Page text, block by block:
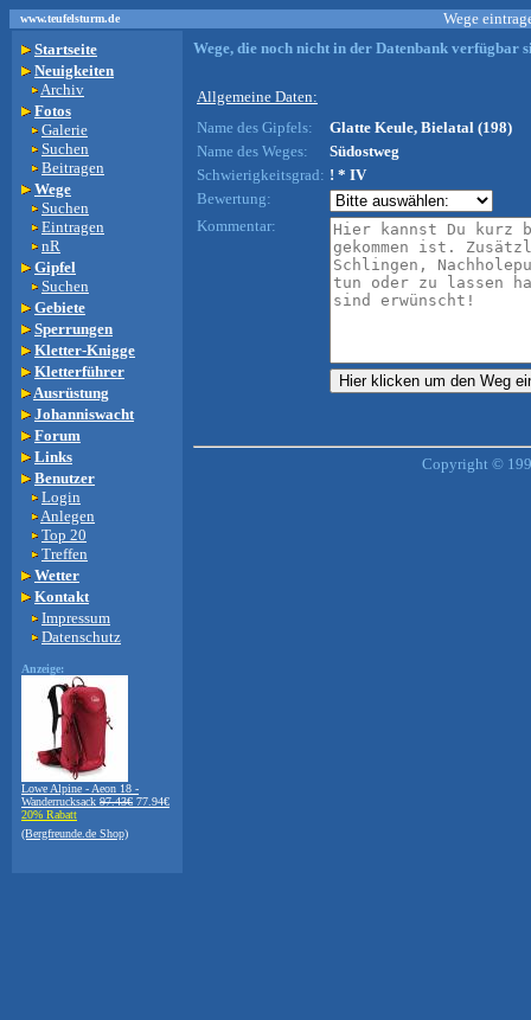
www.teufelsturm.de
Wege
Startseite
Neuigkeiten
Archiv
Fotos
Galerie
Suchen
Beitragen
Wege
Suchen
Eintragen
nR
Gipfel
Suchen
Gebiete
Sperrungen
Kletter-Knigge
Kletterführer
Ausrüstung
Johanniswacht
Forum
Links
Benutzer
Login
Anlegen
Top 20
Treffen
Wetter
Kontakt
Impressum
Datenschutz
Anzeige:
Lowe Alpine - Aeon 18 -
Wanderrucksack 97.43€ 77.94€
20% Rabatt
(Bergfreunde.de Shop)
Wege, die noch nicht in der Datenbank verfügbar
Allgemeine Daten:
Name des Gipfels:
Glatte Keule, Bielatal (198)
Name des Weges:
Südostweg
Schwierigkeitsgrad: ! * IV
Bewertung:
Kommentar:
Copyright ©